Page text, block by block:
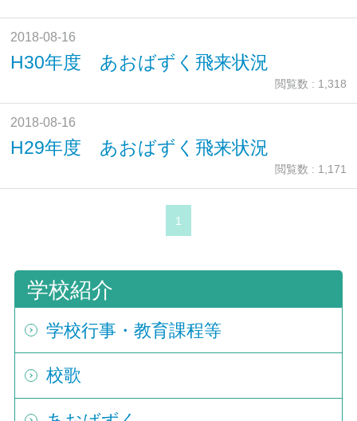
2018-08-16
H30年度 あおばずく飛来状況
閲覧数 : 1,318
2018-08-16
H29年度 あおばずく飛来状況
閲覧数 : 1,171
1
学校紹介
学校行事・教育課程等
校歌